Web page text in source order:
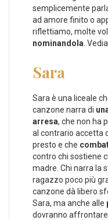
semplicemente
ad amore finito o
riflettiamo, molte
nominandola .
Sara
Sara è una liceale
canzone narra di
arresa, che non ha
al contrario accetta
presto e che
contro chi sostiene
madre. Chi narra la
ragazzo poco più
canzone dà libero
Sara, ma anche alle
dovranno